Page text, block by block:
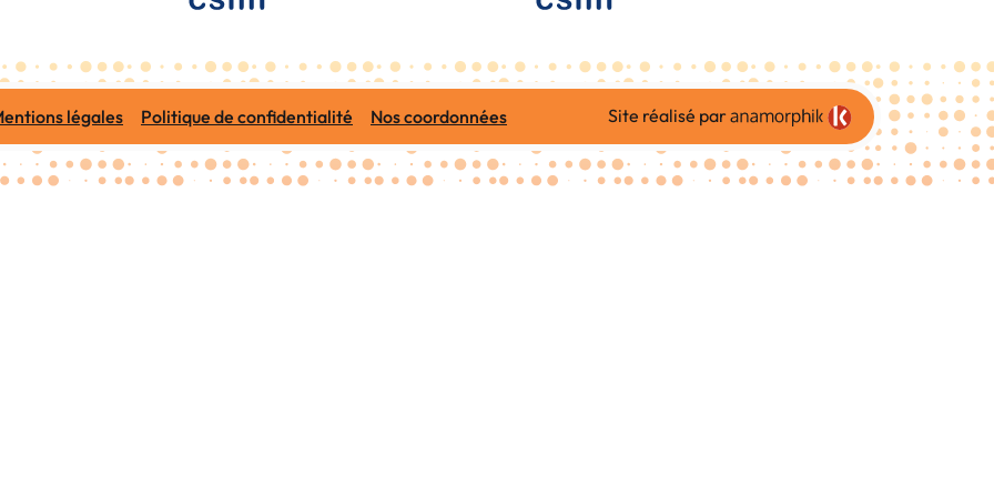
légales Politique de confidentialité Nos coordonnées Site réalisé par